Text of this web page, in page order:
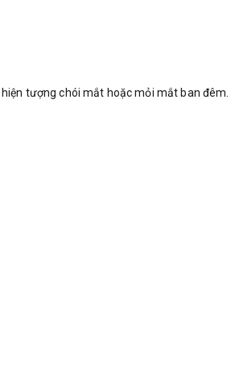
tượng chói mắt hoặc mỏi mắt ban đêm.